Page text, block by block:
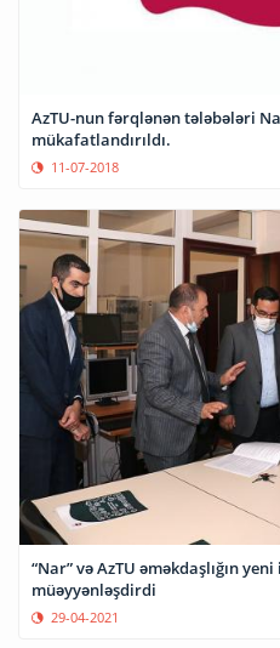
AzTU-nun fərqlənən tələbələri
mükafatlandırıldı.
11-07-2018
“Nar” və AzTU əməkdaşlığın
müəyyənləşdirdi
29-04-2021